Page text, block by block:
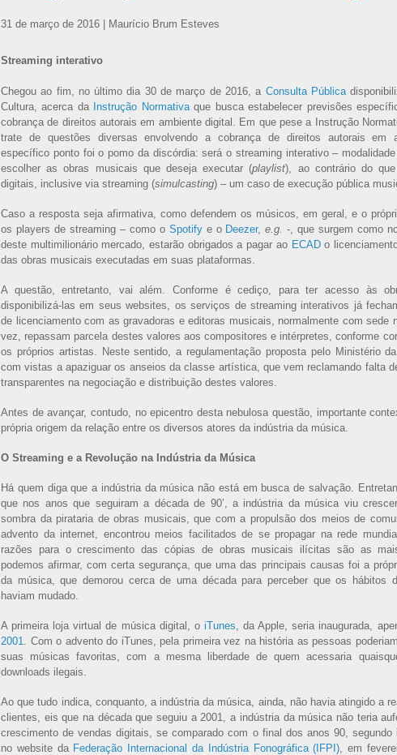
31 de março de 2016 | Maurício Brum Esteves
Streaming interativo
Chegou ao fim, no último dia 30 de março de 2016, a Consulta Pública
Cultura, acerca da Instrução Normativaque busca estabelecer previsões
cobrança de direitos autorais em ambiente digital. Em que pese a Instrução
trate de questões diversas envolvendo a cobrança de direitos autorais em
específico ponto foi o pomo da discórdia: será o streaming interativo –
escolher as obras musicais que deseja executar (playlist), ao contrário do
digitais, inclusive via streaming (simulcasting) – um caso de execução pública
Caso a resposta seja afirmativa, como defendem os músicos, em geral, e o
os players de streaming – como o Spotifye o Deezer,e.g. -, que surgem como
deste multimilionário mercado, estarão obrigados a pagar ao ECADo
das obras musicais executadas em suas plataformas.
A questão, entretanto, vai além. Conforme é cediço, para ter acesso às
disponibilizá-las em seus websites, os serviços de streaming interativos já
de licenciamento com as gravadoras e editoras musicais, normalmente com sede
vez, repassam parcela destes valores aos compositores e intérpretes, conforme
os próprios artistas. Neste sentido, a regulamentação proposta pelo Ministério
com vistas a apaziguar os anseios da classe artística, que vem reclamando falta
transparentes na negociação e distribuição destes valores.
Antes de avançar, contudo, no epicentro desta nebulosa questão, importante
própria origem da relação entre os diversos atores da indústria da música.
O Streaming e a Revolução na Indústria da Música
Há quem diga que a indústria da música não está em busca de salvação.
que nos anos que seguiram a década de 90’, a indústria da música viu
sombra da pirataria de obras musicais, que com a propulsão dos meios de
advento da internet, encontrou meios facilitados de se propagar na rede
razões para o crescimento das cópias de obras musicais ilícitas são as
podemos afirmar, com certa segurança, que uma das principais causas foi a
da música, que demorou cerca de uma década para perceber que os hábitos
haviam mudado.
A primeira loja virtual de música digital, o iTunes , da Apple, seria inaugurada,
2001
. Com o advento do iTunes, pela primeira vez na história as pessoas
suas músicas favoritas, com a mesma liberdade de quem acessaria
downloads ilegais.
Ao que tudo indica, conquanto, a indústria da música, ainda, não havia atingido a
clientes, eis que na década que seguiu a 2001, a indústria da música não teria
crescimento de vendas digitais, se comparado com o final dos anos 90, segundo
no website da Federação Internacional da Indústria Fonográfica (IFPI) , em